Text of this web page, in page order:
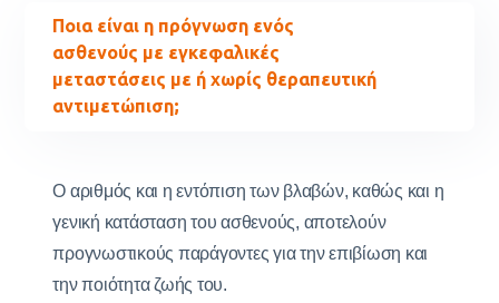
Ποια είναι η πρόγνωση ενός
ασθενούς με εγκεφαλικές
μεταστάσεις με ή χωρίς θεραπευτική
αντιμετώπιση;
Ο αριθμός και η εντόπιση των βλαβών, καθώς και η
γενική κατάσταση του ασθενούς, αποτελούν
προγνωστικούς παράγοντες για την επιβίωση και
την ποιότητα ζωής του.